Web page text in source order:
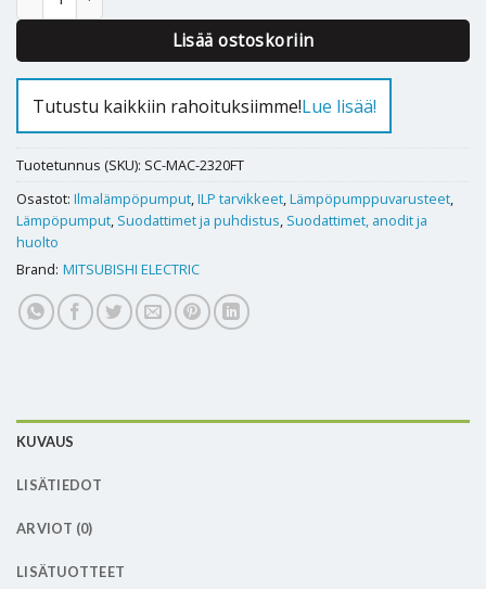
Lisää ostoskoriin
Tutustu kaikkiin rahoituksiimme!Lue lisää!
Tuotetunnus (SKU): SC-MAC-2320FT
Osastot: Ilmalämpöpumput,ILP tarvikkeet,Lämpöpumppuvarusteet,
Lämpöpumput, Suodattimet ja puhdistus, Suodattimet, anodit ja
huolto
Brand: MITSUBISHI ELECTRIC
KUVAUS
LISÄTIEDOT
ARVIOT (0)
LISÄTUOTTEET